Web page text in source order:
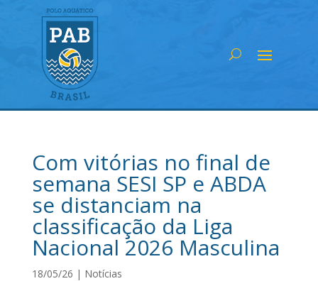
Com vitórias no final de
semana SESI SP e ABDA
se distanciam na
classificação da Liga
Nacional 2026 Masculina
18/05/26 | Notícias